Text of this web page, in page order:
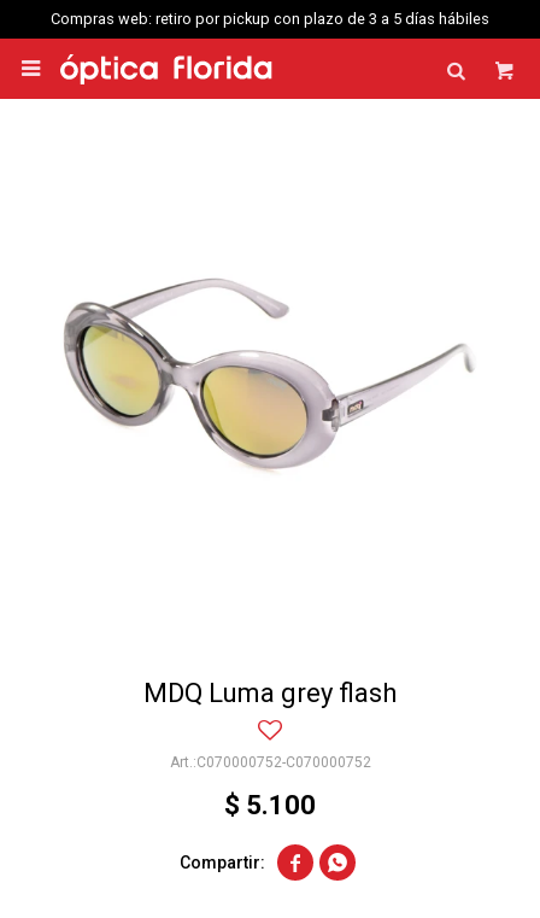
Compras web: retiro por pickup con plazo de 3 a 5 días hábiles

MDQ Luma grey flash
C070000752-C070000752
$ 5.100
 